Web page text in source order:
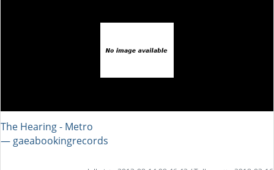
The Hearing - Metro
― gaeabookingrecords